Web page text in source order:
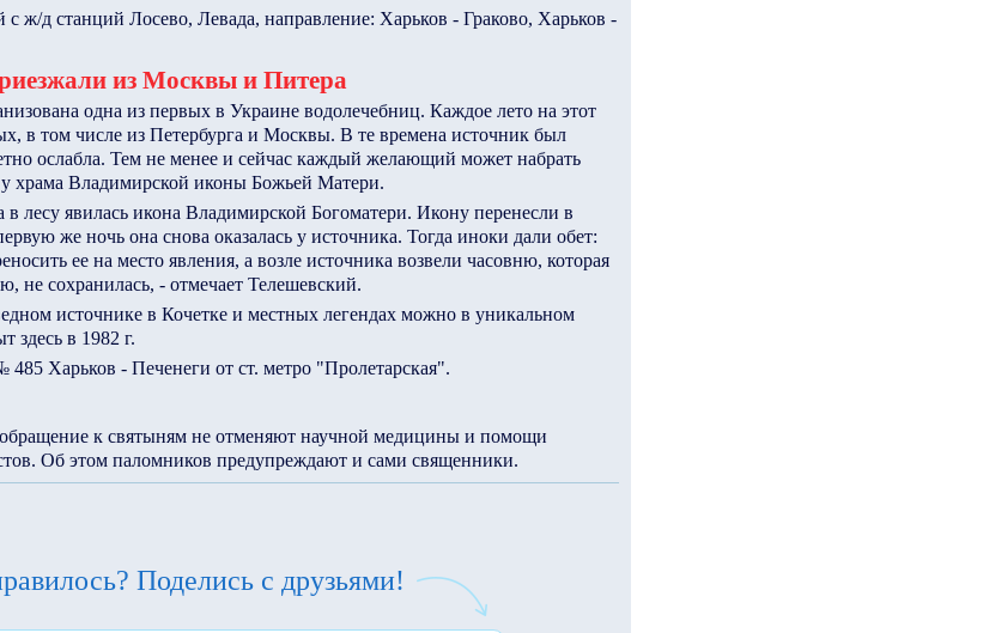
д станций Лосево, Левада, направление: Харьков - Граково, Харьков -
из Москвы и Питера
одна из первых в Украине водолечебниц. Каждое лето на этот
в том числе из Петербурга и Москвы. В те времена источник был
ослабла. Тем не менее и сейчас каждый желающий может набрать
храма Владимирской иконы Божьей Матери.
в лесу явилась икона Владимирской Богоматери. Икону перенесли в
же ночь она снова оказалась у источника. Тогда иноки дали обет:
ее на место явления, а возле источника возвели часовню, которая
не сохранилась, - отмечает Телешевский.
источнике в Кочетке и местных легендах можно в уникальном
здесь в 1982 г.
Харьков - Печенеги от ст. метро "Пролетарская".
к святыням не отменяют научной медицины и помощи
Об этом паломников предупреждают и сами священники.
Поделись с друзьями!